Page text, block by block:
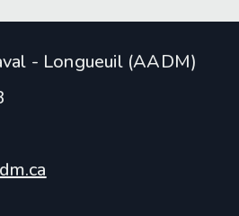
- Longueuil (AADM)